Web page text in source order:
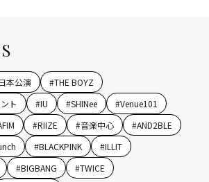
本公演 #THE BOYZ
ト #IU #SHINee #Venue101
#RIIZE #音楽中心 #AND2BLE
#BLACKPINK #ILLIT
#BIGBANG #TWICE